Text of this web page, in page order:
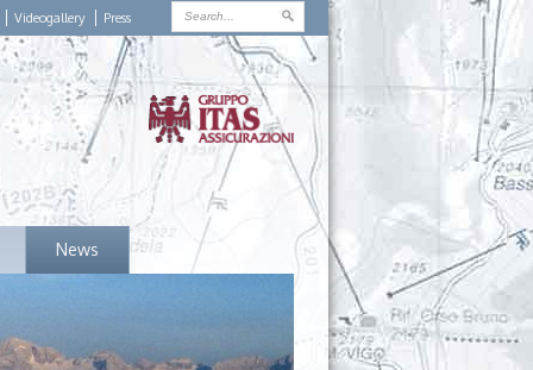
Videogallery Press
News